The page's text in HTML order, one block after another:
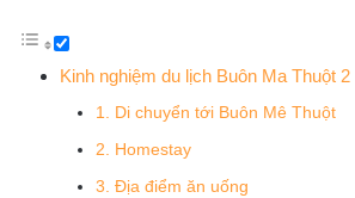
Kinh nghiệm du lịch Buôn Ma Thuột
1. Di chuyển tới Buôn Mê Thuột
2. Homestay
3. Địa điểm ăn uống